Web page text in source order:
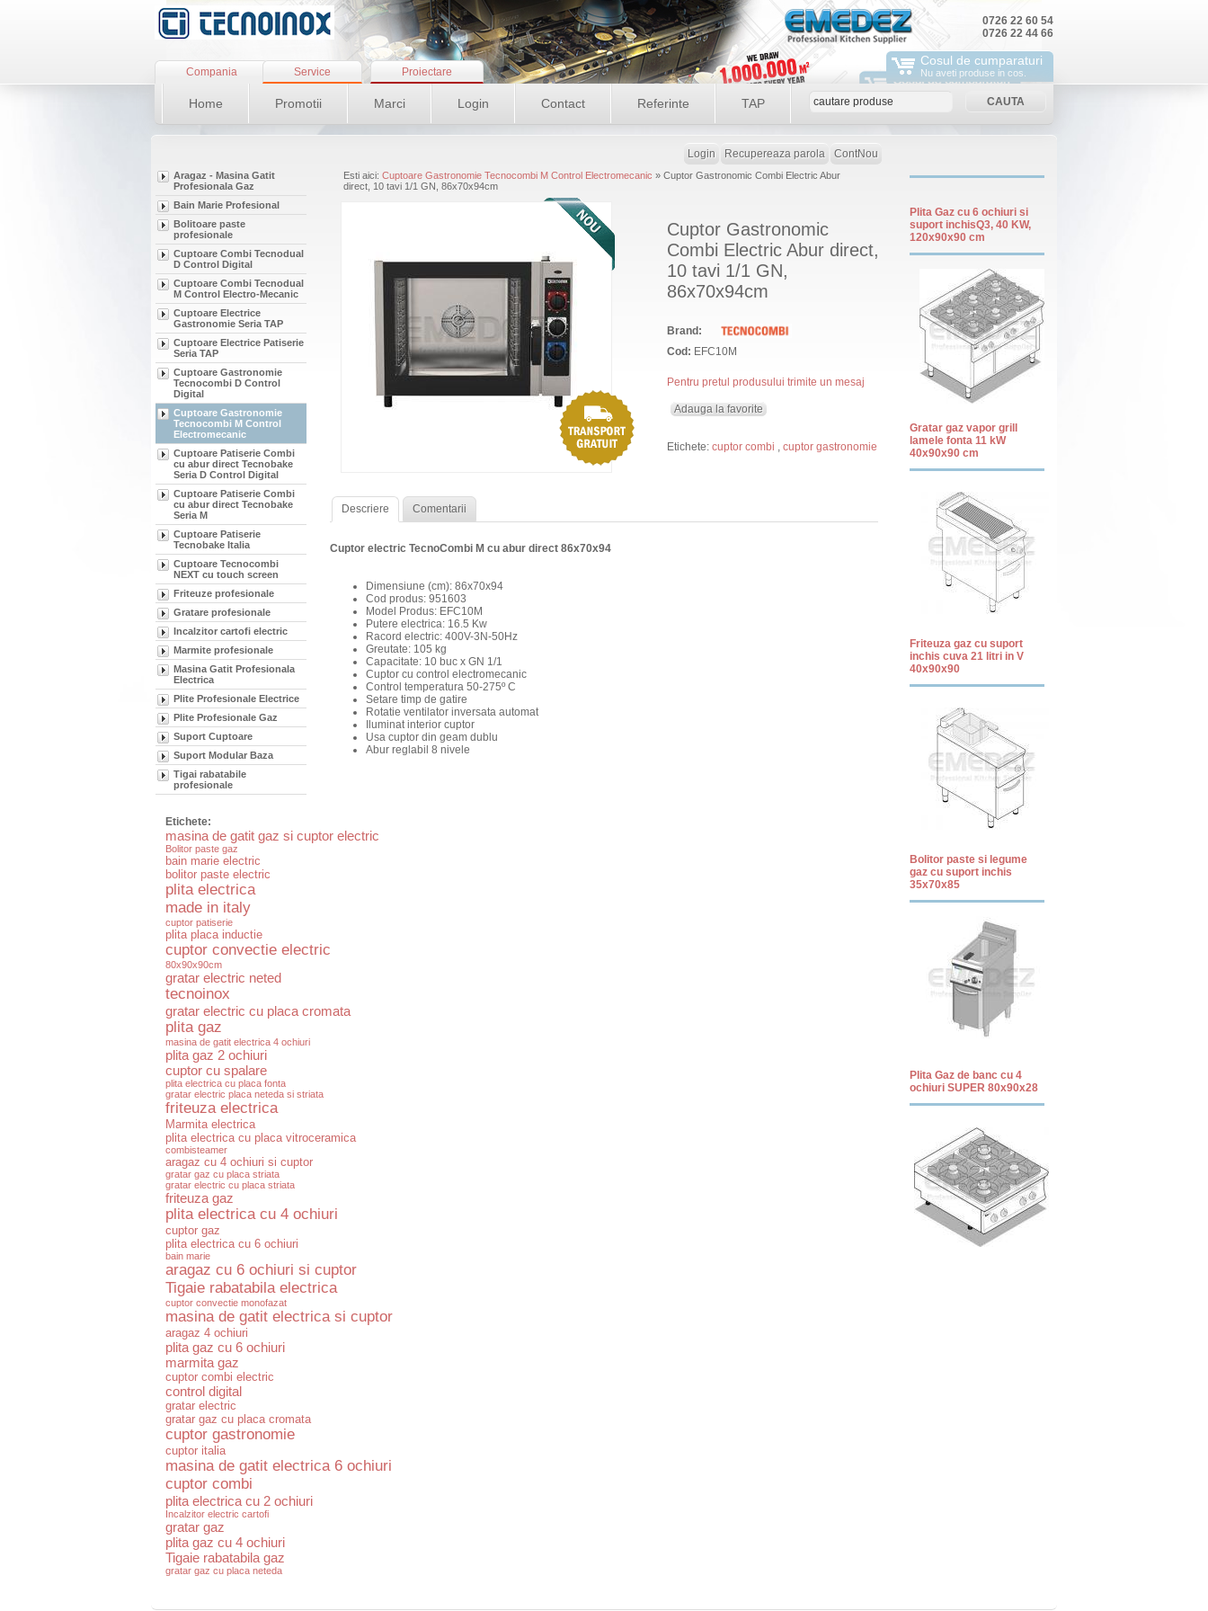
0726 22 60 54
0726 22 44 66
Cosul de cumparaturi
Nu aveti produse in cos.
Compania Service Proiectare
Home Promotii Marci Login Contact Referinte TAP
Aragaz - Masina Gatit
Profesionala Gaz
Bain Marie Profesional
Bolitoare paste
profesionale
Cuptoare Combi Tecnodual
D Control Digital
Cuptoare Combi Tecnodual
M Control Electro-Mecanic
Cuptoare Electrice
Gastronomie Seria TAP
Cuptoare Electrice Patiserie
Seria TAP
Cuptoare Gastronomie
Tecnocombi D Control
Digital
Cuptoare Gastronomie
Tecnocombi M Control
Electromecanic
Cuptoare Patiserie Combi
cu abur direct Tecnobake
Seria D Control Digital
Cuptoare Patiserie Combi
cu abur direct Tecnobake
Seria M
Cuptoare Patiserie
Tecnobake Italia
Cuptoare Tecnocombi
NEXT cu touch screen
Friteuze profesionale
Gratare profesionale
Incalzitor cartofi electric
Marmite profesionale
Masina Gatit Profesionala
Electrica
Plite Profesionale Electrice
Plite Profesionale Gaz
Suport Cuptoare
Suport Modular Baza
Tigai rabatabile
profesionale
Etichete:
masina de gatit gaz si cuptor electric
Bolitor paste gaz
bain marie electric
bolitor paste electric
plita electrica
made in italy
cuptor patiserie
plita placa inductie
cuptor convectie electric
80x90x90cm
gratar electric neted
tecnoinox
gratar electric cu placa cromata
plita gaz
masina de gatit electrica 4 ochiuri
plita gaz 2 ochiuri
cuptor cu spalare
plita electrica cu placa fonta
gratar electric placa neteda si striata
friteuza electrica
Marmita electrica
plita electrica cu placa vitroceramica
combisteamer
aragaz cu 4 ochiuri si cuptor
gratar gaz cu placa striata
gratar electric cu placa striata
friteuza gaz
plita electrica cu 4 ochiuri
cuptor gaz
plita electrica cu 6 ochiuri
bain marie
aragaz cu 6 ochiuri si cuptor
Tigaie rabatabila electrica
cuptor convectie monofazat
masina de gatit electrica si cuptor
aragaz 4 ochiuri
plita gaz cu 6 ochiuri
marmita gaz
cuptor combi electric
control digital
gratar electric
gratar gaz cu placa cromata
cuptor gastronomie
cuptor italia
masina de gatit electrica 6 ochiuri
cuptor combi
plita electrica cu 2 ochiuri
Incalzitor electric cartofi
gratar gaz
plita gaz cu 4 ochiuri
Tigaie rabatabila gaz
gratar gaz cu placa neteda
Login Recupereaza parola ContNou
Esti aici: Cuptoare Gastronomie Tecnocombi M Control Electromecanic » Cuptor Gastronomic Combi Electric Abur
direct, 10 tavi 1/1 GN, 86x70x94cm
Cuptor Gastronomic
Combi Electric Abur direct,
10 tavi 1/1 GN,
86x70x94cm
Brand:
Cod: EFC10M
Pentru pretul produsului trimite un mesaj
Adauga la favorite
Etichete: cuptor combi , cuptor gastronomie
Descriere Comentarii
Cuptor electric TecnoCombi M cu abur direct 86x70x94
Dimensiune (cm): 86x70x94
Cod produs: 951603
Model Produs: EFC10M
Putere electrica: 16.5 Kw
Racord electric: 400V-3N-50Hz
Greutate: 105 kg
Capacitate: 10 buc x GN 1/1
Cuptor cu control electromecanic
Control temperatura 50-275º C
Setare timp de gatire
Rotatie ventilator inversata automat
Iluminat interior cuptor
Usa cuptor din geam dublu
Abur reglabil 8 nivele
Plita Gaz cu 6 ochiuri si
suport inchisQ3, 40 KW,
120x90x90 cm
Gratar gaz vapor grill
lamele fonta 11 kW
40x90x90 cm
Friteuza gaz cu suport
inchis cuva 21 litri in V
40x90x90
Bolitor paste si legume
gaz cu suport inchis
35x70x85
Plita Gaz de banc cu 4
ochiuri SUPER 80x90x28